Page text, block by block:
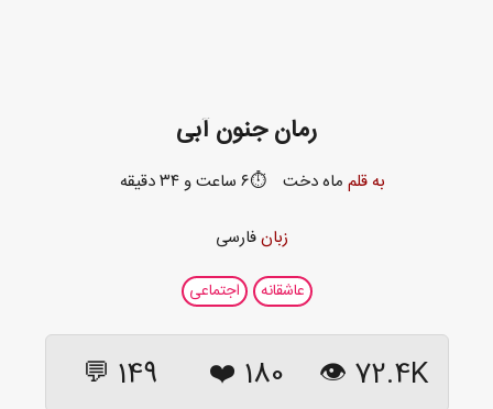
رمان جنون آبی
به قلم ماه دخت ⏱️۶ ساعت و ۳۴ دقیقه
زبانفارسی
عاشقانه اجتماعی
72.4K 👁
180
❤️
149 💬